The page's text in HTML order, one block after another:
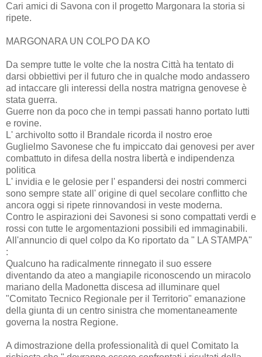
Cari amici di Savona con il progetto Margonara la storia si
ripete.
MARGONARA UN COLPO DA KO
Da sempre tutte le volte che la nostra Città ha tentato di
darsi obbiettivi per il futuro che in qualche modo andassero
ad intaccare gli interessi della nostra matrigna genovese è
stata guerra.
Guerre non da poco che in tempi passati hanno portato lutti
e rovine.
L' archivolto sotto il Brandale ricorda il nostro eroe
Guglielmo Savonese che fu impiccato dai genovesi per aver
combattuto in difesa della nostra libertà e indipendenza
politica
L' invidia e le gelosie per l' espandersi dei nostri commerci
sono sempre state all' origine di quel secolare conflitto che
ancora oggi si ripete rinnovandosi in veste moderna.
Contro le aspirazioni dei Savonesi si sono compattati verdi e
rossi con tutte le argomentazioni possibili ed immaginabili.
All'annuncio di quel colpo da Ko riportato da " LA STAMPA"
:
Qualcuno ha radicalmente rinnegato il suo essere
diventando da ateo a mangiapile riconoscendo un miracolo
mariano della Madonetta discesa ad illuminare quel
"Comitato Tecnico Regionale per il Territorio" emanazione
della giunta di un centro sinistra che momentaneamente
governa la nostra Regione.
A dimostrazione della professionalità di quel Comitato la